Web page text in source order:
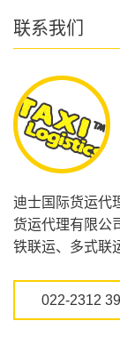
联系我们
迪士国际货运代
货运代理有限公
铁联运、多式联
022-2312